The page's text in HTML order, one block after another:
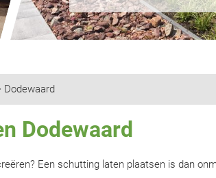
Dodewaard
Dodewaard
Een schutting laten plaatsen is dan